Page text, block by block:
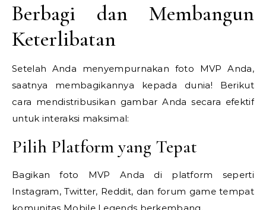
Berbagi dan Membangun
Keterlibatan
Setelah Anda menyempurnakan foto MVP Anda,
saatnya membagikannya kepada dunia! Berikut
cara mendistribusikan gambar Anda secara efektif
untuk interaksi maksimal:
Pilih Platform yang Tepat
Bagikan foto MVP Anda di platform seperti
Instagram, Twitter, Reddit, dan forum game tempat